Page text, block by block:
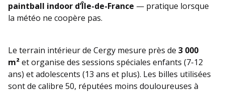
paintball indoor d’Île-de-France — pratique lorsque
la météo ne coopère pas.
Le terrain intérieur de Cergy mesure près de 3 000
m²et organise des sessions spéciales enfants (7-12
ans) et adolescents (13 ans et plus). Les billes utilisées
sont de calibre 50, réputées moins douloureuses à